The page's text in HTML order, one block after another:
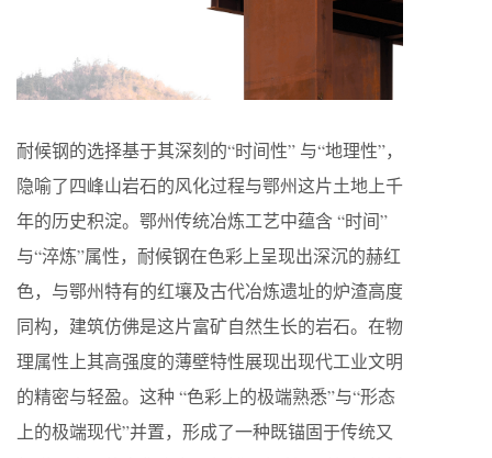
耐候钢的选择基于其深刻的“时间性” 与“地理性”，
隐喻了四峰山岩石的风化过程与鄂州这片土地上千
年的历史积淀。鄂州传统冶炼工艺中蕴含 “时间”
与“淬炼”属性，耐候钢在色彩上呈现出深沉的赫红
色，与鄂州特有的红壤及古代冶炼遗址的炉渣高度
同构，建筑仿佛是这片富矿自然生长的岩石。在物
理属性上其高强度的薄壁特性展现出现代工业文明
的精密与轻盈。这种 “色彩上的极端熟悉”与“形态
上的极端现代”并置，形成了一种既锚固于传统又